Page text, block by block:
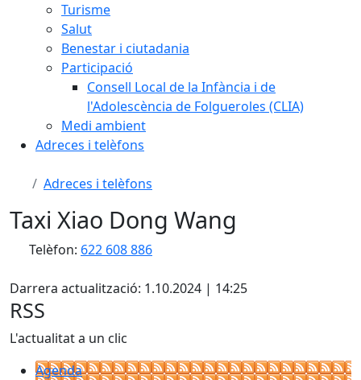
Turisme
Salut
Benestar i ciutadania
Participació
Consell Local de la Infància i de
l'Adolescència de Folgueroles (CLIA)
Medi ambient
Adreces i telèfons
Adreces i telèfons
Taxi Xiao Dong Wang
Telèfon: 622 608 886
Darrera actualització: 1.10.2024 | 14:25
RSS
L'actualitat a un clic
Agenda